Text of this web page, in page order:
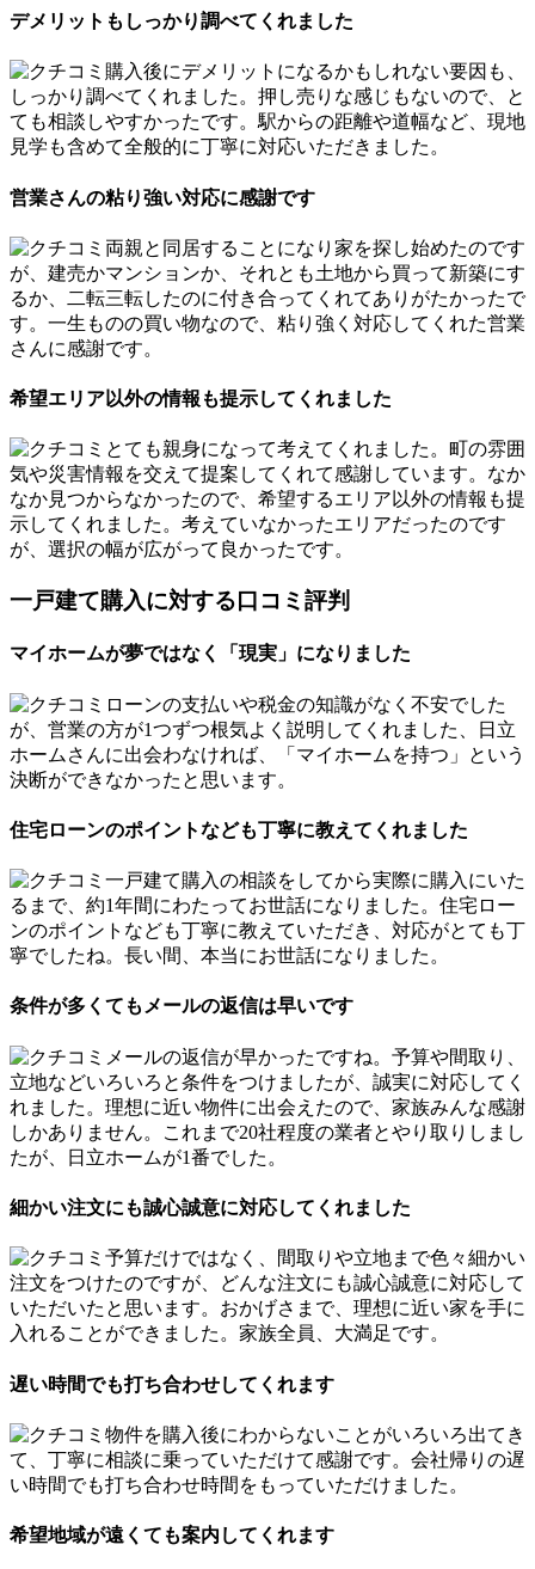
デメリットもしっかり調べてくれました
購入後にデメリットになるかもしれない要因も、
しっかり調べてくれました。押し売りな感じもないので、と
ても相談しやすかったです。駅からの距離や道幅など、現地
見学も含めて全般的に丁寧に対応いただきました。
営業さんの粘り強い対応に感謝です
両親と同居することになり家を探し始めたのです
が、建売かマンションか、それとも土地から買って新築にす
るか、二転三転したのに付き合ってくれてありがたかったで
す。一生ものの買い物なので、粘り強く対応してくれた営業
さんに感謝です。
希望エリア以外の情報も提示してくれました
とても親身になって考えてくれました。町の雰囲
気や災害情報を交えて提案してくれて感謝しています。なか
なか見つからなかったので、希望するエリア以外の情報も提
示してくれました。考えていなかったエリアだったのです
が、選択の幅が広がって良かったです。
一戸建て購入に対する口コミ評判
マイホームが夢ではなく「現実」になりました
ローンの支払いや税金の知識がなく不安でした
が、営業の方が1つずつ根気よく説明してくれました、日立
ホームさんに出会わなければ、「マイホームを持つ」という
決断ができなかったと思います。
住宅ローンのポイントなども丁寧に教えてくれました
一戸建て購入の相談をしてから実際に購入にいた
るまで、約1年間にわたってお世話になりました。住宅ロー
ンのポイントなども丁寧に教えていただき、対応がとても丁
寧でしたね。長い間、本当にお世話になりました。
条件が多くてもメールの返信は早いです
メールの返信が早かったですね。予算や間取り、
立地などいろいろと条件をつけましたが、誠実に対応してく
れました。理想に近い物件に出会えたので、家族みんな感謝
しかありません。これまで20社程度の業者とやり取りしまし
たが、日立ホームが1番でした。
細かい注文にも誠心誠意に対応してくれました
予算だけではなく、間取りや立地まで色々細かい
注文をつけたのですが、どんな注文にも誠心誠意に対応して
いただいたと思います。おかげさまで、理想に近い家を手に
入れることができました。家族全員、大満足です。
遅い時間でも打ち合わせしてくれます
物件を購入後にわからないことがいろいろ出てき
て、丁寧に相談に乗っていただけて感謝です。会社帰りの遅
い時間でも打ち合わせ時間をもっていただけました。
希望地域が遠くても案内してくれます